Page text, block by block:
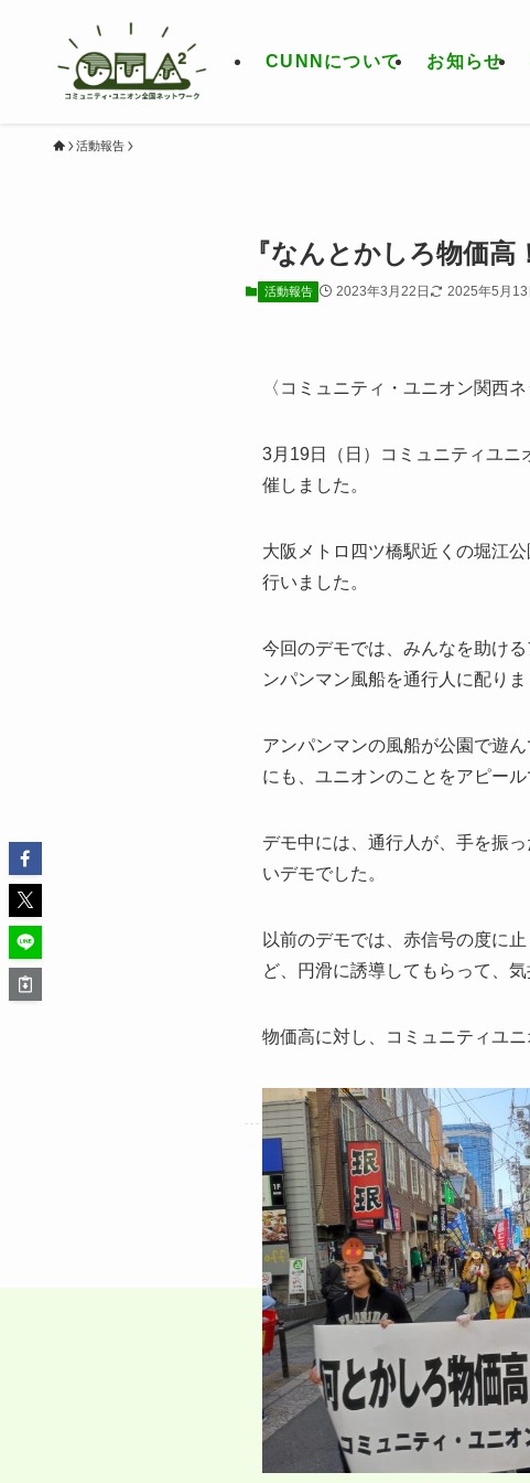
CUNNについて お知らせ
活動報告
『なんとかしろ物価
活動報告 2023年3月22日 2025年5月13
〈コミュニティ・ユニオン関西
3月19日（日）コミュニティユニ
催しました。
大阪メトロ四ツ橋駅近くの堀江
行いました。
今回のデモでは、みんなを助け
ンパンマン風船を通行人に配りま
アンパンマンの風船が公園で遊
にも、ユニオンのことをアピー
デモ中には、通行人が、手を振
いデモでした。
以前のデモでは、赤信号の度に
ど、円滑に誘導してもらって、
物価高に対し、コミュニティユニ